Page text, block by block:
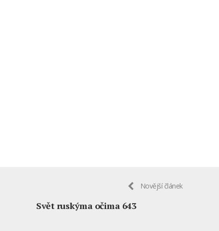
Novější článek
Svět ruskýma očima 643